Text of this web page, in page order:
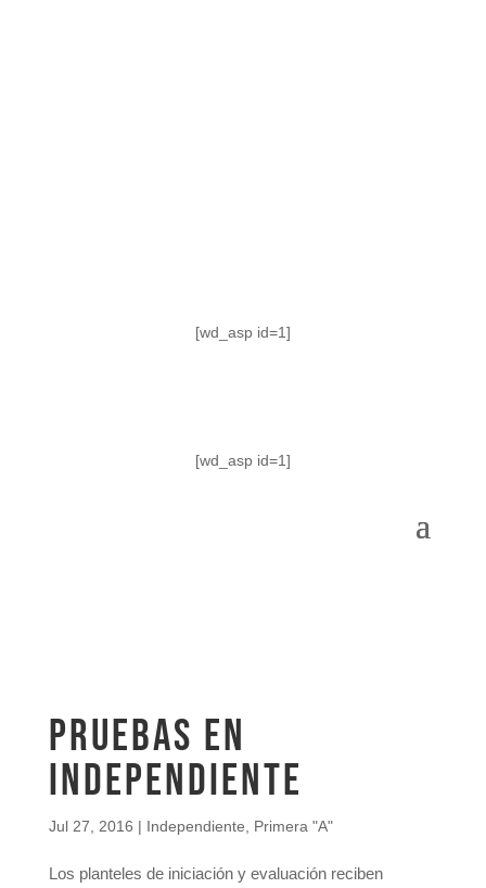
[wd_asp id=1]
[wd_asp id=1]
Pruebas en
Independiente
Jul 27, 2016 | Independiente Primera "A"
Los planteles de iniciación y evaluación reciben